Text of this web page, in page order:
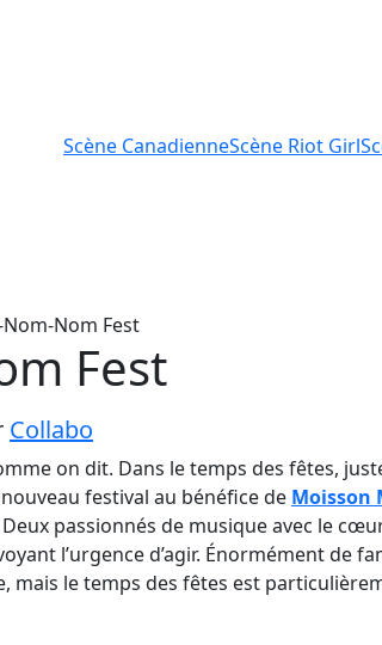
Scène CanadienneScène Riot Girl
Nom Fest
Fest
Collabo
on dit. Dans le temps des fêtes,
festival au bénéfice de Moisson
passionnés de musique avec le
l’urgence d’agir. Énormément de
mais le temps des fêtes est